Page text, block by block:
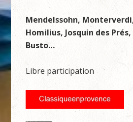
Mendelssohn,
Homilius, Josquin des
Busto…
Libre participation